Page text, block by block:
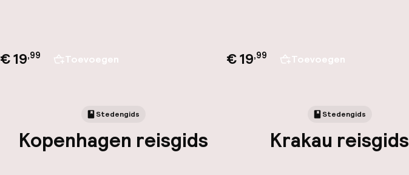
€ 19,99 Toevoegen € 19,99 Toevoegen
Stedengids
Kopenhagen reisgids
Stedengids
Krakau reisgids